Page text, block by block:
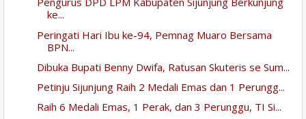
ke...
Peringati Hari Ibu ke-94, Pemnag Muaro Bersama
BPN...
Dibuka Bupati Benny Dwifa, Ratusan Skuteris se Sum...
Petinju Sijunjung Raih 2 Medali Emas dan 1 Perungg...
Raih 6 Medali Emas, 1 Perak, dan 3 Perunggu, TI Si...